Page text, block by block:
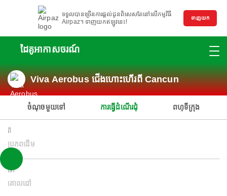
ទទួលបានច្រើនការផ្តល់ជូនពិសេសតែនៅលើកម្មវិធី
Airpaz។ ទាញយកឥឡូវនេះ!
ទាញយក
ដៃគូអាកាសចរណ៍
Viva Aerobus ជើងហោះហើរពី Cancun
ចំណុចមួយទៅ ការធ្វើដំណើរជុំ ពហុទីក្រុង
ពី
ប្រភពដើម
ទៅ
គោលដៅ